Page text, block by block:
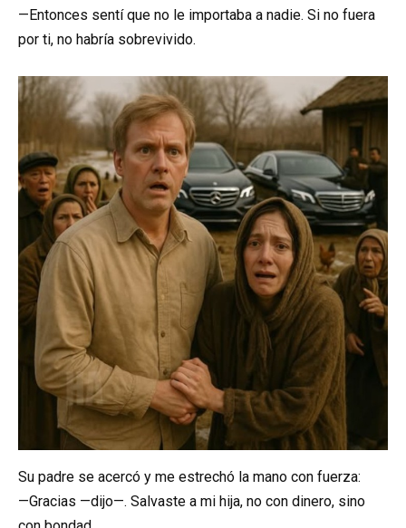
—Entonces sentí que no le importaba a nadie. Si no fuera
por ti, no habría sobrevivido.
Su padre se acercó y me estrechó la mano con fuerza:
—Gracias —dijo—. Salvaste a mi hija, no con dinero, sino